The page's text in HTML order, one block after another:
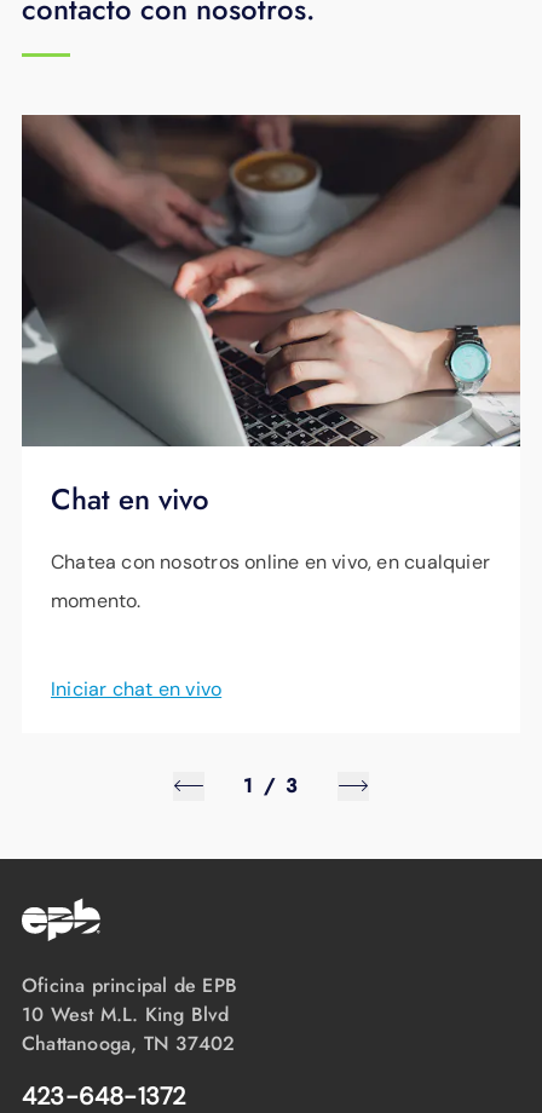
contacto con nosotros.
Chat en vivo
Chatea con nosotros online en vivo, en cualquier
momento.
Iniciar chat en vivo
1 / 3
Oficina principal de EPB
10 West M.L. King Blvd
Chattanooga, TN 37402
423-648-1372